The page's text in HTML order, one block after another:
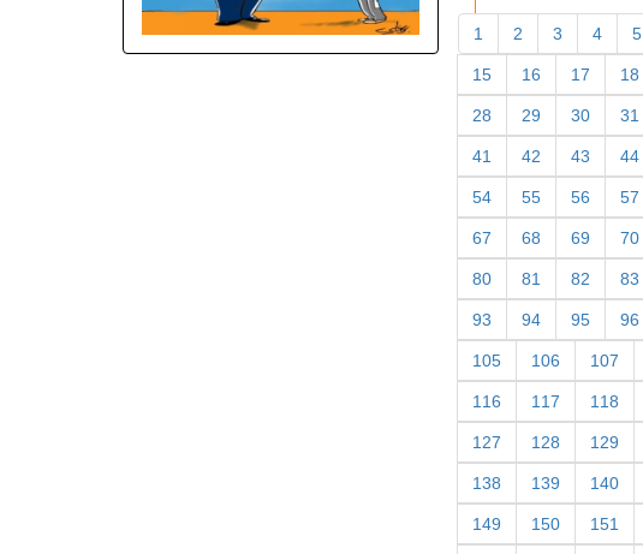
1 2 3 4 5
15 16 17 18
28 29 30 31
41 42 43 44
54 55 56 57
67 68 69 70
80 81 82 83
93 94 95 96
105 106 107
116 117 118
127 128 129
138 139 140
149 150 151